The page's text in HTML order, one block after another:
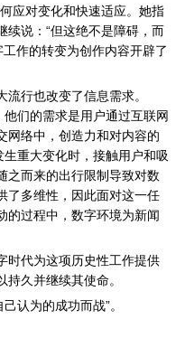
应对变化和快速适应。她指
续说：“但这绝不是障碍，而
作的转变为创作内容开辟了
行也改变了信息需求。
他们的需求是用户通过互联网
网络中，创造力和对内容的
生重大变化时，接触用户和吸
之而来的出行限制导致对数
了多维性，因此面对这一任
的过程中，数字环境为新闻
时代为这项历史性工作提供
久并继续其使命。
认为的成功而战”。